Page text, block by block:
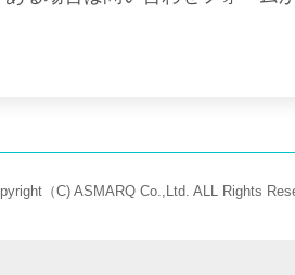
（C) ASMARQ Co.,Ltd. ALL Rights